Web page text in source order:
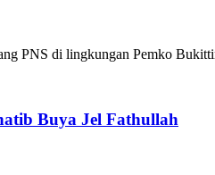
PNS di lingkungan Pemko
Buya Jel Fathullah